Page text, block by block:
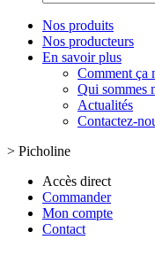
Nos produits
Nos producteurs
En savoir plus
Comment ça
Qui sommes
Actualités
Contactez-
> Picholine
Accès direct
Commander
Mon compte
Contact